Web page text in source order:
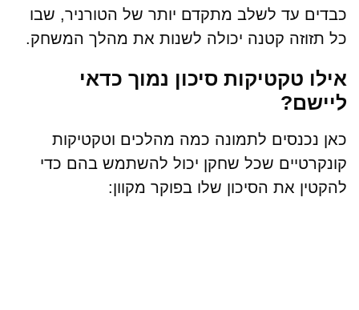
כבדים עד לשלב מתקדם יותר של הטורניר, שבו
כל תזוזה קטנה יכולה לשנות את מהלך המשחק.
אילו טקטיקות סיכון נמוך כדאי
ליישם?
כאן נכנסים לתמונה כמה מהלכים וטקטיקות
קונקרטיים שכל שחקן יכול להשתמש בהם כדי
להקטין את הסיכון שלו בפוקר מקוון: